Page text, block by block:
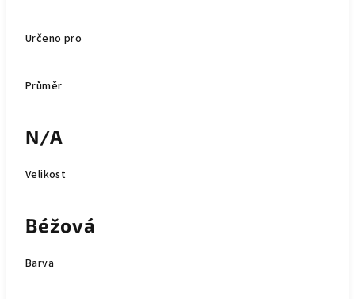
Určeno pro
Průměr
N/A
Velikost
Béžová
Barva